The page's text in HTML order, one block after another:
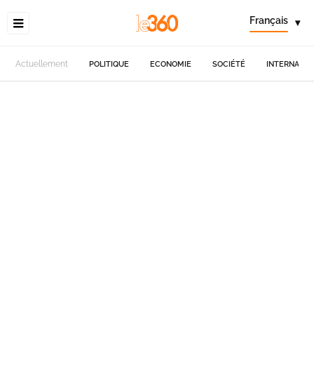
Français ▾
Actuellement POLITIQUE ECONOMIE SOCIÉTÉ